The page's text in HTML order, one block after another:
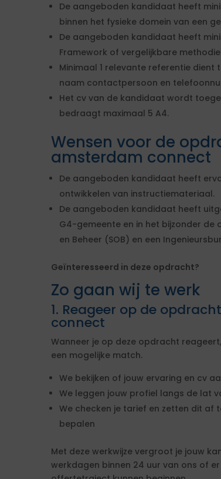
De aangeboden kandidaat heeft
binnen het fysieke domein van een
De aangeboden kandidaat heeft
Framework of vergelijkbare
Minimaal 1 relevante referentie
naam contactpersoon en
Het cv van de kandidaat wordt
bedraagt maximaal 5 A4.
Wensen voor de
amsterdam connect
De aangeboden kandidaat heeft
ontwikkelen van instructiemateriaal.
De aangeboden kandidaat heeft
G4-gemeente en in het bijzonder de
en Beheer (SOB) en een
Geïnteresseerd in deze opdracht?
Zo gaan wij te werk
1. Reageer op de
connect
Wanneer je op deze opdracht
een mogelijke match.
We bekijken of jouw ervaring en cv
We leggen jouw profiel langs de lat
We checken je tarief en zetten dit af
bepalen
Met deze werkwijze vergroot je jouw
werkdagen binnen 24 uur van ons of